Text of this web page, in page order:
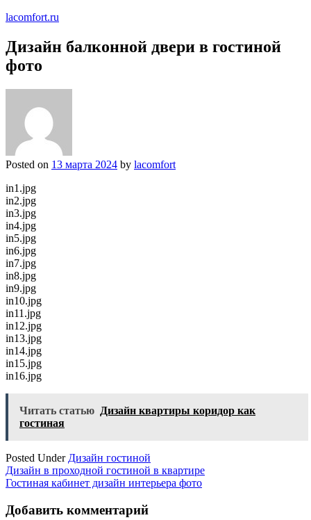
lacomfort.ru
Дизайн балконной двери в гостиной
фото
Posted on 13 марта 2024 by lacomfort
in1.jpg
in2.jpg
in3.jpg
in4.jpg
in5.jpg
in6.jpg
in7.jpg
in8.jpg
in9.jpg
in10.jpg
in11.jpg
in12.jpg
in13.jpg
in14.jpg
in15.jpg
in16.jpg
Читать статью Дизайн квартиры коридор как
гостиная
Posted Under Дизайн гостиной
Навигация
по
записям
Дизайн в проходной гостиной в квартире
Гостиная кабинет дизайн интерьера фото
Добавить комментарий